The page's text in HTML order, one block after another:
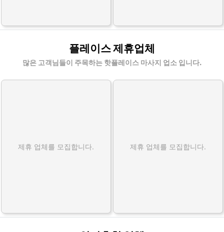
플레이스 제휴업체
많은 고객님들이 주목하는 핫플레이스 마사지 업소 입니다.
제휴 업체를 모집합니다. 제휴 업체를 모집합니다.